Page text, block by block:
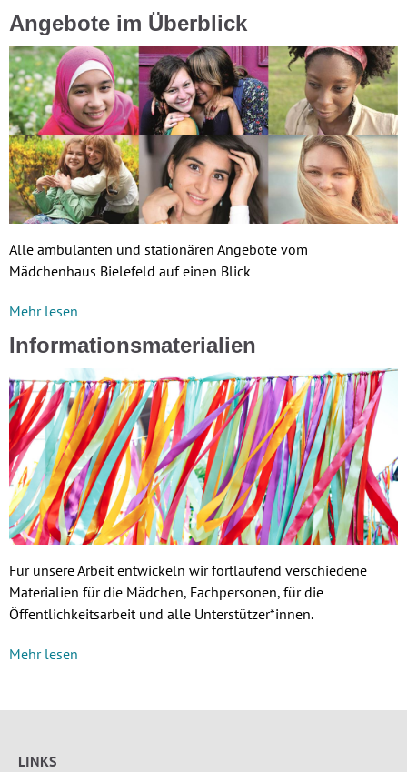
Angebote im Überblick
Alle ambulanten und stationären Angebote vom
Mädchenhaus Bielefeld auf einen Blick
Mehr lesen
Informationsmaterialien
Für unsere Arbeit entwickeln wir fortlaufend verschiedene
Materialien für die Mädchen, Fachpersonen, für die
Öffentlichkeitsarbeit und alle Unterstützer*innen.
Mehr lesen
LINKS